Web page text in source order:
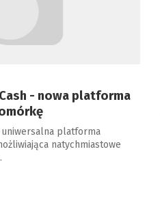
- nowa platforma
uniwersalna platforma
natychmiastowe